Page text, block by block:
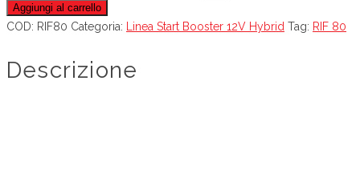
Aggiungi al carrello
COD: RIF80 Categoria: Linea Start Booster 12V Hybrid Tag: RIF 80
Descrizione